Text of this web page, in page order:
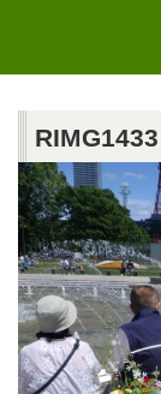
RIMG1433